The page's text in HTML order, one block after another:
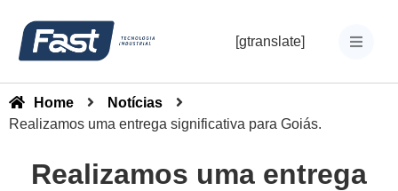
[gtranslate]
Home
Notícias
Realizamos uma entrega significativa para Goiás.
Realizamos uma entrega